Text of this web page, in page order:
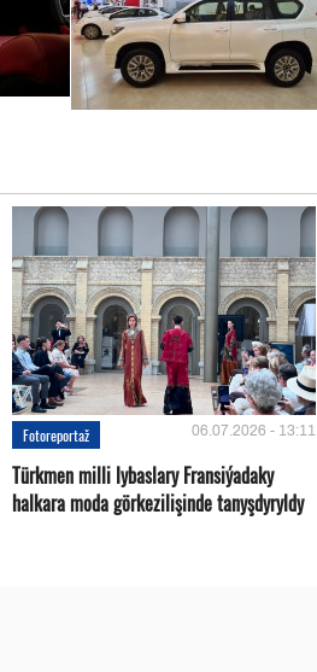
Fotoreportaž 06.07.2026 - 13:11
Türkmen milli lybaslary Fransiýadaky
halkara moda görkezilişinde tanyşdyryldy